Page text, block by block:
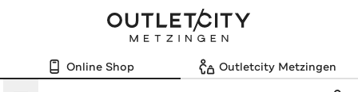
Online Shop Outletcity Metzingen